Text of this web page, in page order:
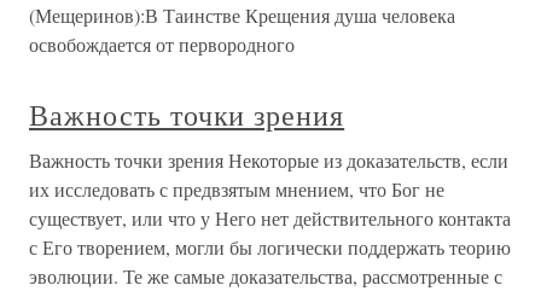
(Мещеринов):В Таинстве Крещения душа человека
освобождается от первородного
Важность точки зрения
Важность точки зрения Некоторые из доказательств, если
их исследовать с предвзятым мнением, что Бог не
существует, или что у Него нет действительного контакта
с Его творением, могли бы логически поддержать теорию
эволюции. Те же самые доказательства, рассмотренные с